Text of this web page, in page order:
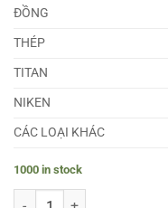
ĐỒNG
THÉP
TITAN
NIKEN
CÁC LOẠI KHÁC
1000 in stock
Láp Nhôm 7075 Phi 32